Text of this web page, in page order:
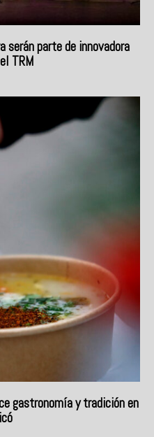
serán parte de innovadora
TRM
gastronomía y tradición en